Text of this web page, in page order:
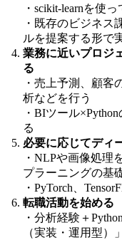
・scikit-learnを使
・既存のビジネス
ルを提案する形で
業務に近いプロジ
る
・売上予測、顧客
析などを行う
・BIツール
る
必要に応じてディ
・NLPや画像処理
プラーニングの基
・PyTorch、
転職活動を始める
・分析経験＋
（実装・運用型）